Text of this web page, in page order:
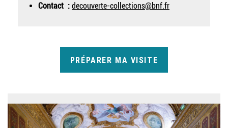
Contact : decouverte-collections@bnf.fr
PRÉPARER MA VISITE
image
musée
Image